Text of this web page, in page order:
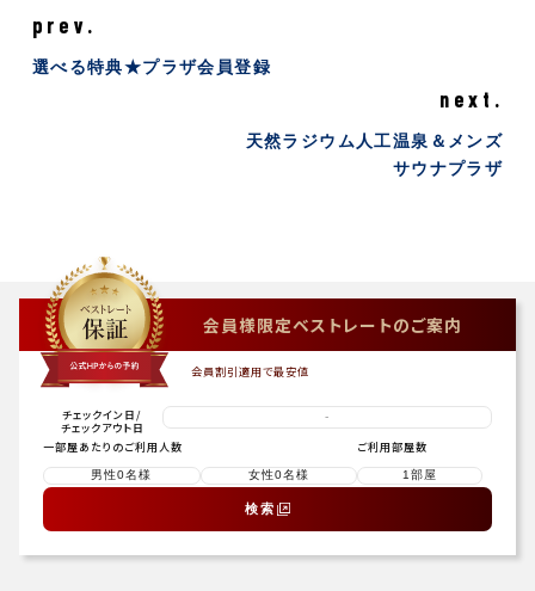
prev.
選べる特典★プラザ会員登録
next.
天然ラジウム人工温泉＆メンズ
サウナプラザ
会員様限定ベストレートのご案内
会員割引適用で最安値
チェックイン日/
チェックアウト日
-
一部屋あたりのご利用人数 ご利用部屋数
検索